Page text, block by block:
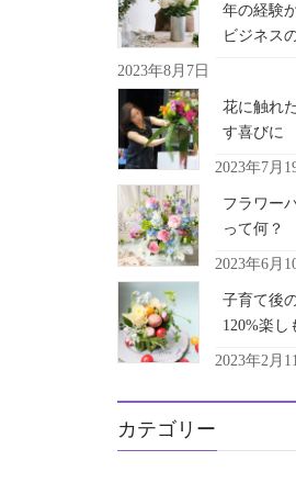
年の経験
ビジネス
2023年8月7日
花に触れ
す喜びに
2023年7月
フラワー
って何？
2023年6月
子育て後
120%楽し
2023年2月
カテゴリー